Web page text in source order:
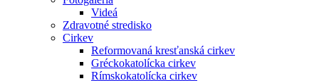
Videá
Zdravotné stredisko
Cirkev
Reformovaná kresťanská cirkev
Gréckokatolícka cirkev
Rímskokatolícka cirkev